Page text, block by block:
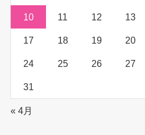
10 11 12 13
17 18 19 20
24 25 26 27
31
« 4月